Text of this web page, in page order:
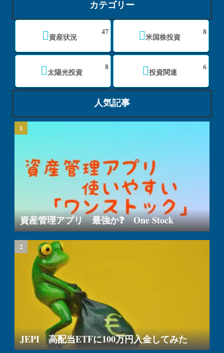
カテゴリー
資産状況
47
米国株投資
8
太陽光投資
8
投資関連
6
人気記事
資産管理アプリ 最強か❓ One Stock
JEPI 高配当ETFに100万円入金してみた